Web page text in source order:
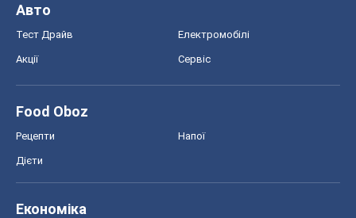
Авто
Тест Драйв Електромобілі
Акції Сервіс
Food Oboz
Рецепти Напої
Дієти
Економіка